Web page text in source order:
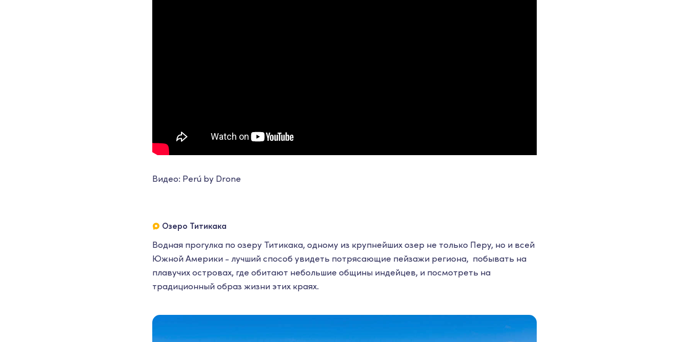
Видео: Perú by Drone
Озеро Титикака
Водная прогулка по озеру Титикака, одному из крупнейших озер не только Перу, но и всей
Южной Америки - лучший способ увидеть потрясающие пейзажи региона, побывать на
плавучих островах, где обитают небольшие общины индейцев, и посмотреть на
традиционный образ жизни этих краях.